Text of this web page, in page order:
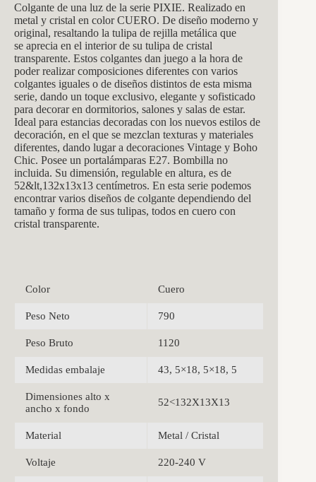
Colgante de una luz de la serie PIXIE. Realizado en
metal y cristal en color CUERO. De diseño moderno y
original, resaltando la tulipa de rejilla metálica que
se aprecia en el interior de su tulipa de cristal
transparente. Estos colgantes dan juego a la hora de
poder realizar composiciones diferentes con varios
colgantes iguales o de diseños distintos de esta misma
serie, dando un toque exclusivo, elegante y sofisticado
para decorar en dormitorios, salones y salas de estar.
Ideal para estancias decoradas con los nuevos estilos de
decoración, en el que se mezclan texturas y materiales
diferentes, dando lugar a decoraciones Vintage y Boho
Chic. Posee un portalámparas E27. Bombilla no
incluida. Su dimensión, regulable en altura, es de
52&lt,132x13x13 centímetros. En esta serie podemos
encontrar varios diseños de colgante dependiendo del
tamaño y forma de sus tulipas, todos en cuero con
cristal transparente.
Color Cuero
Peso Neto 790
Peso Bruto 1120
Medidas embalaje 43, 5×18, 5×18, 5
Dimensiones alto x
ancho x fondo
52<132X13X13
Material Metal / Cristal
Voltaje 220-240 V